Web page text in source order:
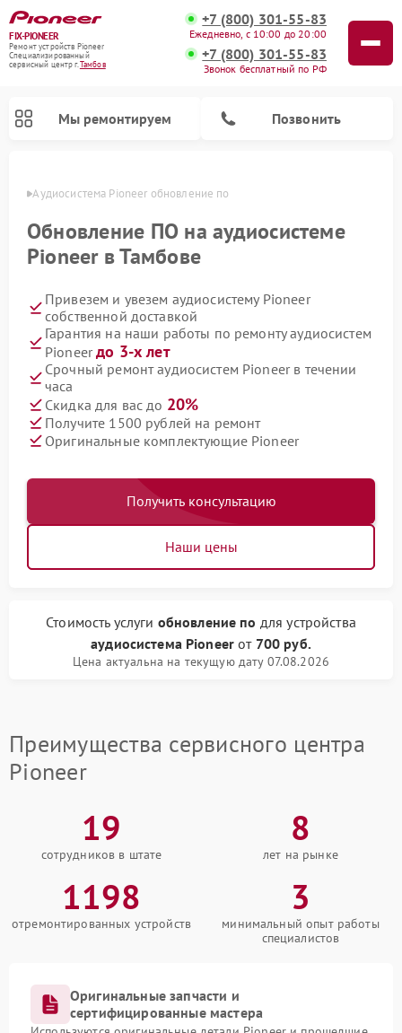
FIX-PIONEER
Ремонт устройств Pioneer
Специализированный
cервисный центр г.Тамбов
+7 (800) 301-55-83
Ежедневно, с 10:00 до 20:00
+7 (800) 301-55-83
Звонок бесплатный по РФ
Мы ремонтируем Позвонить
Аудиосистема Pioneer обновление по
Обновление ПО на аудиосистеме
Pioneer в Тамбове
Привезем и увезем аудиосистему Pioneer
собственной доставкой
Гарантия на наши работы по ремонту аудиосистем
Pioneerдо 3-х лет
Срочный ремонт аудиосистем Pioneer в течении
часа
Скидка для вас до 20%
Получите 1500 рублей на ремонт
Оригинальные комплектующие Pioneer
Получить консультацию
Наши цены
Стоимость услуги обновление по для устройства
аудиосистема Pioneer от 700 руб.
Цена актуальна на текущую дату 07.08.2026
Преимущества сервисного центра
Pioneer
19
сотрудников в штате
8
лет на рынке
1198
отремонтированных устройств
3
минимальный опыт работы
специалистов
Оригинальные запчасти и
сертифицированные мастера